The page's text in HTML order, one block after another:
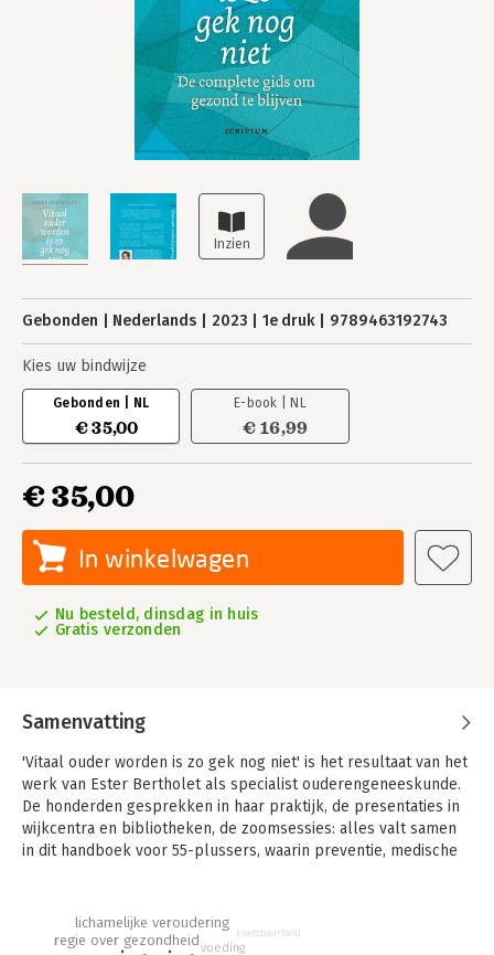
Gebonden Nederlands 2023 1e druk 9789463192743
Kies uw bindwijze
Gebonden | NL
€ 35,00
E-book | NL
€ 16,99
€ 35,00
In winkelwagen
Nu besteld, dinsdag in huis
Gratis verzonden
Samenvatting
'Vitaal ouder worden is zo gek nog niet' is het resultaat van het
werk van Ester Bertholet als specialist ouderengeneeskunde.
De honderden gesprekken in haar praktijk, de presentaties in
wijkcentra en bibliotheken, de zoomsessies: alles valt samen
in dit handboek voor 55-plussers, waarin preventie, medische
kennis over hoe lichaam en geest werken, hoe ziektes
regie over gezondheid
lichamelijke veroudering
voeding
kwetsbaarheid